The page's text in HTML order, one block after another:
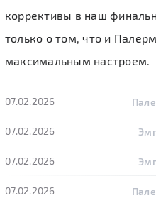
коррективы в наш
только о том, что и
максимальным настроем.
07.02.2026
07.02.2026
07.02.2026
07.02.2026